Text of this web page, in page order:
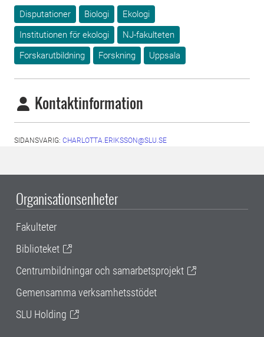
Disputationer Biologi
Ekologi
Institutionen för ekologi
NJ-fakulteten
Forskarutbildning
Forskning Uppsala
Kontaktinformation
SIDANSVARIG: CHARLOTTA.ERIKSSON@SLU.SE
Organisationsenheter
Fakulteter
Biblioteket
Centrumbildningar och samarbetsprojekt
Gemensamma verksamhetsstödet
SLU Holding